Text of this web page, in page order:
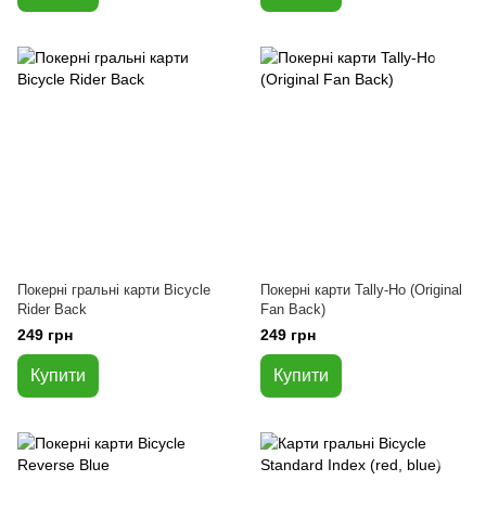
Покерні гральні карти Bicycle
Rider Back
249 грн
Купити
Покерні карти Tally-Ho (Original
Fan Back)
249 грн
Купити